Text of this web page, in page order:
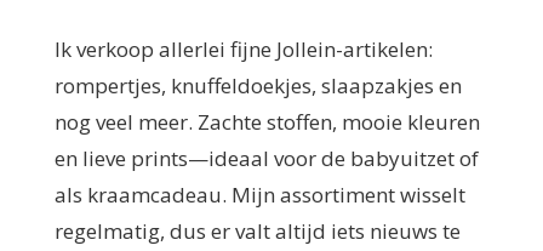
Ik verkoop allerlei fijne Jollein-artikelen:
rompertjes, knuffeldoekjes, slaapzakjes en
nog veel meer. Zachte stoffen, mooie kleuren
en lieve prints—ideaal voor de babyuitzet of
als kraamcadeau. Mijn assortiment wisselt
regelmatig, dus er valt altijd iets nieuws te